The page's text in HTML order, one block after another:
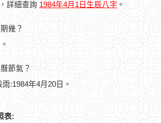
詳細查詢 1984年4月1日生辰八字 。
幾？
節氣？
:1984年4月20日。
表: